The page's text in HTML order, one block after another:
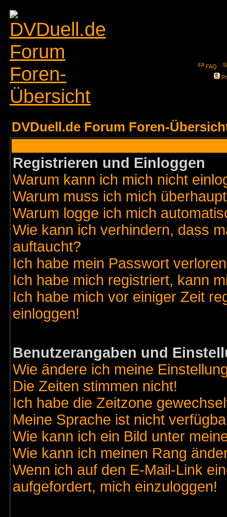
FAQ
DVDuell.de Forum Foren-
Registrieren und Einloggen
Warum kann ich mich nicht
Warum muss ich mich
Warum logge ich mich
Wie kann ich verhindern, dass
auftaucht?
Ich habe mein Passwort
Ich habe mich registriert, kann
Ich habe mich vor einiger Zeit
einloggen!
Benutzerangaben und
Wie ändere ich meine
Die Zeiten stimmen nicht!
Ich habe die Zeitzone
Meine Sprache ist nicht
Wie kann ich ein Bild unter
Wie kann ich meinen Rang
Wenn ich auf den E-Mail-Link
aufgefordert, mich einzuloggen!